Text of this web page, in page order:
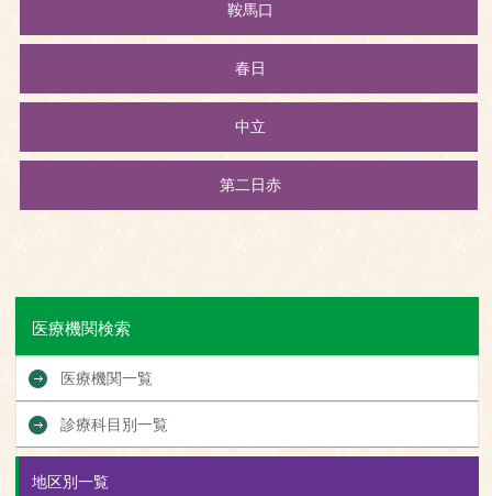
鞍馬口
春日
中立
第二日赤
医療機関検索
医療機関一覧
診療科目別一覧
地区別一覧